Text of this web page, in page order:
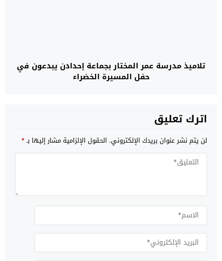
تلاميذ مدرسة عمر المختار بجماعة إحدادن يبدعون في
حفل المسيرة الخضراء
اترك تعليق
لن يتم نشر عنوان بريدك الإلكتروني. الحقول الإلزامية مشار إليها بـ*